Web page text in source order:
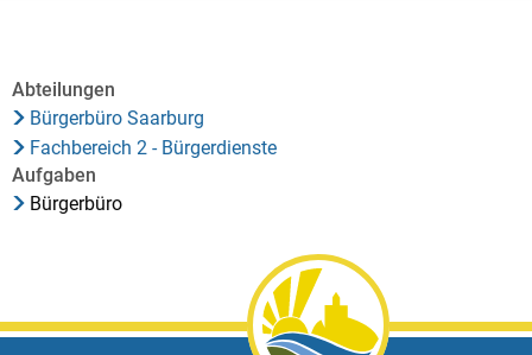
Abteilungen
Bürgerbüro Saarburg
Fachbereich 2 - Bürgerdienste
Aufgaben
Bürgerbüro